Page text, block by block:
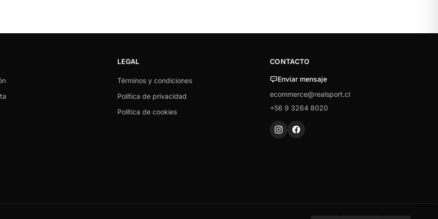
LEGAL
Términos y condiciones
Política de privacidad
Política de cookies
CONTACTO
Enviar mensaje
ecommerce@realsport.cl
+56 9 3264 8020